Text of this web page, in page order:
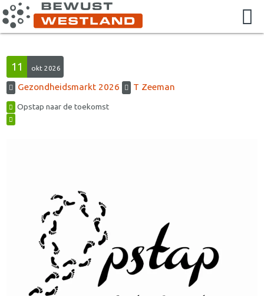
11 okt 2026
Gezondheidsmarkt 2026 T Zeeman
Opstap naar de toekomst